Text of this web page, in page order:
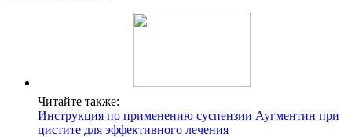
Читайте также:
Инструкция по применению суспензии Аугментин при
цистите для эффективного лечения